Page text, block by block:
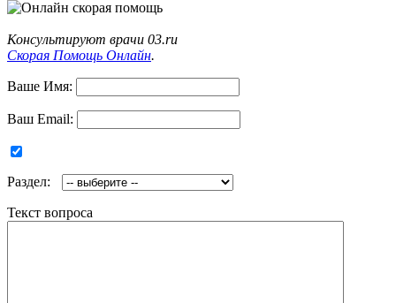
Консультируют врачи 03.ru
Скорая Помощь Онлайн.
Ваше Имя:
Ваш Email:
Раздел:
Текст вопроса